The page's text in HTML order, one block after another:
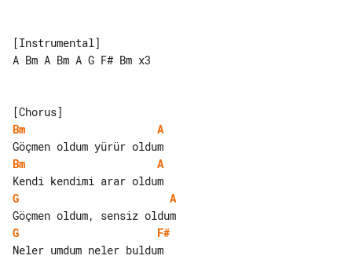
[Instrumental]
A Bm A Bm A G F# Bm x3
Bm
A
Bm
A
G
A
G
F#
Neler umdum neler buldum